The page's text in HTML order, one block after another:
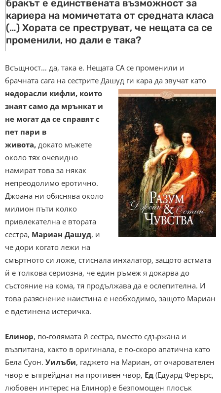
бракът е единствената възможност за
кариера на момичетата от средната класа
(…) Хората се преструват, че нещата са се
променили, но дали е така?
Всъщност… да, така е. Нещата СА се променили и
брачната сага на сестрите Дашуд ги кара да звучат като
недорасли кифли, които
знаят само да мрънкат и
не могат да се справят с
пет пари в
живота, докато мъжете
около тях очевидно
намират това за някак
непреодолимо еротично.
Джоана ни обяснява около
милион пъти колко
привлекателна е втората
сестра, Мариан Дашуд, и
че дори когато лежи на
смъртното си ложе, стиснала инхалатор, защото астмата
й е толкова сериозна, че един ръмеж я докарва до
състояние на кома, тя продължава да е ослепителна. И
това разяснение наистина е необходимо, защото Мариан
е вдетинена истеричка.
Елинор, по-голямата й сестра, вместо сдържана и
възпитана, както в оригинала, е по-скоро апатична като
Бела Суон. Уилъби, гаджето на Мариан, от очарователен
чвор е ъпгрейднат на противен чвор, Ед (Едуард Ферърс,
любовен интерес на Елинор) е безпомощен плосък